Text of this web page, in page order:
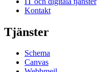
Kontakt
Tjänster
Schema
Canvas